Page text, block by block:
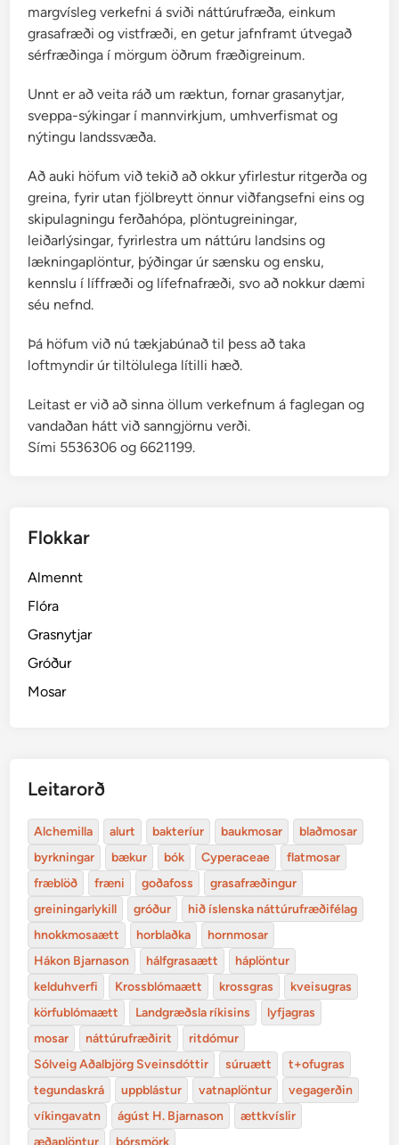
margvísleg verkefni á sviði náttúrufræða, einkum
grasafræði og vistfræði, en getur jafnframt útvegað
sérfræðinga í mörgum öðrum fræðigreinum.
Unnt er að veita ráð um ræktun, fornar grasanytjar,
sveppa-sýkingar í mannvirkjum, umhverfismat og
nýtingu landssvæða.
Að auki höfum við tekið að okkur yfirlestur ritgerða og
greina, fyrir utan fjölbreytt önnur viðfangsefni eins og
skipulagningu ferðahópa, plöntugreiningar,
leiðarlýsingar, fyrirlestra um náttúru landsins og
lækningaplöntur, þýðingar úr sænsku og ensku,
kennslu í líffræði og lífefnafræði, svo að nokkur dæmi
séu nefnd.
Þá höfum við nú tækjabúnað til þess að taka
loftmyndir úr tiltölulega lítilli hæð.
Leitast er við að sinna öllum verkefnum á faglegan og
vandaðan hátt við sanngjörnu verði.
Sími 5536306 og 6621199.
Flokkar
Almennt
Flóra
Grasnytjar
Gróður
Mosar
Leitarorð
Alchemilla alurt bakteríur baukmosar
blaðmosar
byrkningar
bækur bók Cyperaceae
flatmosar
fræblöð
fræni goðafoss
grasafræðingur
greiningarlykill
gróður
hið íslenska náttúrufræðifélag
hnokkmosaætt
horblaðka
hornmosar
Hákon Bjarnason
hálfgrasaætt
háplöntur
kelduhverfi
Krossblómaætt krossgras
kveisugras
körfublómaætt
Landgræðsla ríkisins
lyfjagras
mosar
náttúrufræðirit
ritdómur
Sólveig Aðalbjörg Sveinsdóttir
súruætt
t+ofugras
tegundaskrá
uppblástur vatnaplöntur
vegagerðin
víkingavatn
ágúst H. Bjarnason
ættkvíslir
æðaplöntur
þórsmörk